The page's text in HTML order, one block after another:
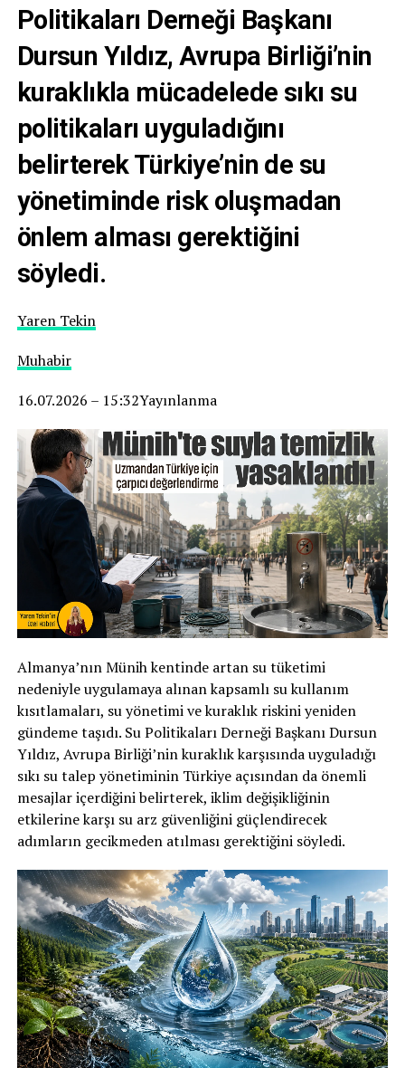
Politikaları Derneği Başkanı
Dursun Yıldız, Avrupa Birliği’nin
kuraklıkla mücadelede sıkı su
politikaları uyguladığını
belirterek Türkiye’nin de su
yönetiminde risk oluşmadan
önlem alması gerektiğini
söyledi.
Yaren Tekin
Muhabir
16.07.2026 – 15:32Yayınlanma
Almanya’nın Münih kentinde artan su tüketimi
nedeniyle uygulamaya alınan kapsamlı su kullanım
kısıtlamaları, su yönetimi ve kuraklık riskini yeniden
gündeme taşıdı. Su Politikaları Derneği Başkanı Dursun
Yıldız, Avrupa Birliği’nin kuraklık karşısında uyguladığı
sıkı su talep yönetiminin Türkiye açısından da önemli
mesajlar içerdiğini belirterek, iklim değişikliğinin
etkilerine karşı su arz güvenliğini güçlendirecek
adımların gecikmeden atılması gerektiğini söyledi.